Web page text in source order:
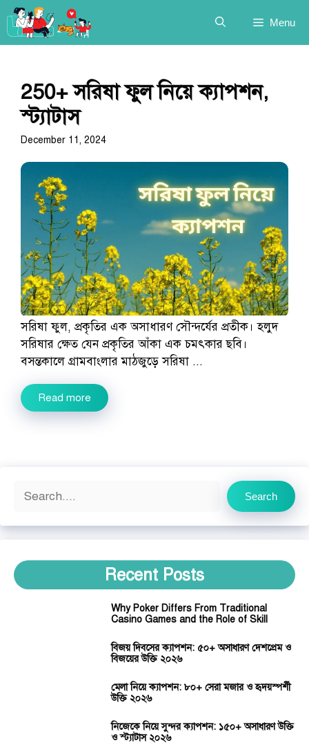
Skip
content
Menu
250+ সরিষা ফুল নিয়ে ক্যাপশন,
স্ট্যাটাস
December 11, 2024
সরিষা ফুল, প্রকৃতির এক অসাধারণ সৌন্দর্যের প্রতীক। হলুদ
সরিষার ক্ষেত যেন প্রকৃতির আঁকা এক চমৎকার ছবি।
বসন্তকালে গ্রামবাংলার মাঠজুড়ে সরিষা ...
Read more
Search Search
Recent Posts
Why Poker Differs From Traditional
Casino Games and the Role of Skill
বিজয় দিবসের ক্যাপশন: ৫০+ অসাধারণ দেশপ্রেম ও
বিজয়ের উক্তি ২০২৬
মেলা নিয়ে ক্যাপশন: ৮০+ সেরা মজার ও হৃদয়স্পর্শী
উক্তি ২০২৬
নিজেকে নিয়ে সুন্দর ক্যাপশন: ১৫০+ অসাধারণ উক্তি
ও স্ট্যাটাস ২০২৬